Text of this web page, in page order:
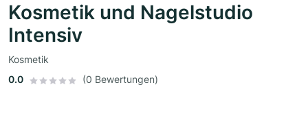
Kosmetik und Nagelstudio
Intensiv
Kosmetik
0.0
(0 Bewertungen)